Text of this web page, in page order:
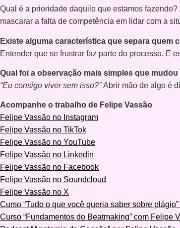
Qual é a prioridade daquilo que estamos
mascarar a falta de competência em lidar com a
Existe alguma característica que separa
Entender que se frustrar faz parte do processo. E
Qual foi a observação mais simples que
“Eu consigo viver sem isso?”Abrir mão de algo é
Acompanhe o trabalho de Felipe Vassão
Felipe Vassão no Instagram
Felipe Vassão no TikTok
Felipe Vassão no YouTube
Felipe Vassão no Linkedin
Felipe Vassão no Facebook
Felipe Vassão no Soundcloud
Felipe Vassão no X
Curso “Tudo o que você queria saber sobre
Curso “Fundamentos do Beatmaking” com Felipe